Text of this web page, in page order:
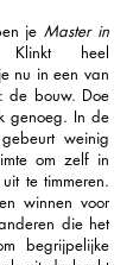
jeMaster in
heel
nu in een van
de bouw. Doe
genoeg. In de
weinig
om zelf in
te timmeren.
winnen voor
die het
begrijpelijke